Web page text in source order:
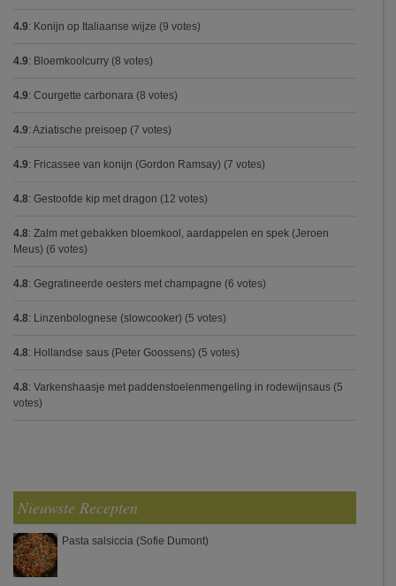
4.9: Konijn op Italiaanse wijze (9 votes)
4.9: Bloemkoolcurry (8 votes)
4.9: Courgette carbonara (8 votes)
4.9: Aziatische preisoep (7 votes)
4.9: Fricassee van konijn (Gordon Ramsay) (7 votes)
4.8: Gestoofde kip met dragon (12 votes)
4.8: Zalm met gebakken bloemkool, aardappelen en spek (Jeroen
Meus) (6 votes)
4.8: Gegratineerde oesters met champagne (6 votes)
4.8: Linzenbolognese (slowcooker) (5 votes)
4.8: Hollandse saus (Peter Goossens) (5 votes)
4.8: Varkenshaasje met paddenstoelenmengeling in rodewijnsaus (5
votes)
Nieuwste Recepten
Pasta salsiccia (Sofie Dumont)